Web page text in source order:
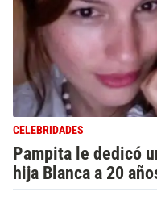
CELEBRIDADES
Pampita le dedicó
hija Blanca a 20